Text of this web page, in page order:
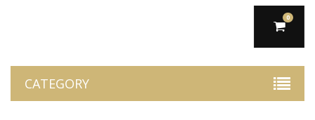
0
CATEGORY